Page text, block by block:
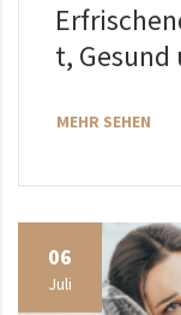
t, Gesund
MEHR SEHEN
06
Juli